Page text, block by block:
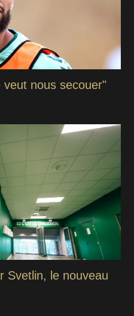
veut nous secouer"
Svetlin, le nouveau